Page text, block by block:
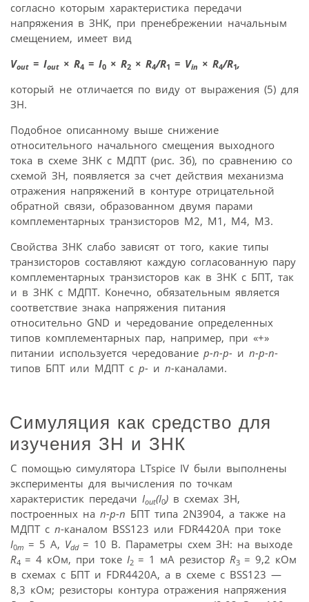
согласно которым характеристика передачи
напряжения в ЗНК, при пренебрежении начальным
смещением, имеет вид
Vout = Iout × R4 = I0 × R2 × R4/R1 = Vin × R4/R1,
который не отличается по виду от выражения (5) для
ЗН.
Подобное описанному выше снижение
относительного начального смещения выходного
тока в схеме ЗНК с МДПТ (рис. 3б), по сравнению со
схемой ЗН, появляется за счет действия механизма
отражения напряжений в контуре отрицательной
обратной связи, образованном двумя парами
комплементарных транзисторов M2, M1, M4, M3.
Свойства ЗНК слабо зависят от того, какие типы
транзисторов составляют каждую согласованную пару
комплементарных транзисторов как в ЗНК с БПТ, так
и в ЗНК с МДПТ. Конечно, обязательным является
соответствие знака напряжения питания
относительно GND и чередование определенных
типов комплементарных пар, например, при «+»
питании используется чередование p-n-p- и n-p-n-
типов БПТ или МДПТ с p- и n-каналами.
Симуляция как средство для
изучения ЗН и ЗНК
С помощью симулятора LTspice IV были выполнены
эксперименты для вычисления по точкам
характеристик передачи Iout(I0) в схемах ЗН,
построенных на n-p-n БПТ типа 2N3904, а также на
МДПТ с n-каналом BSS123 или FDR4420A при токе
I0m = 5 A, Vdd = 10 B. Параметры схем ЗН: на выходе
R4 = 4 кОм, при токе I2 = 1 мA резистор R3 = 9,2 кОм
в схемах с БПТ и FDR4420A, а в схеме с BSS123 —
8,3 кОм; резисторы контура отражения напряжения